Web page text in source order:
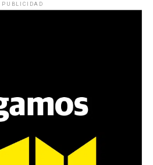
PUBLICIDAD